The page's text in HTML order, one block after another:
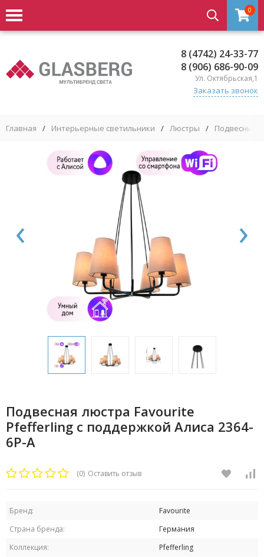
0
8 (4742) 24-33-77
8 (906) 686-90-09
Ул. Октябрьская,1
Заказать звонок
Главная / Интерьерные светильники / Люстры / Подвесные
‹ ›
Подвесная люстра Favourite
Pfefferling с поддержкой Алиса 2364-
6P-A
(0) Оставить отзыв
Бренд:
Favourite
Страна бренда:
Германия
Коллекция:
Pfefferling